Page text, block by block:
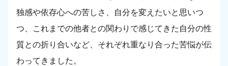
独感や依存心への苦しさ、自分を変えたいと思いつ
つ、これまでの他者との関わりで感じてきた自分の性
質との折り合いなど、それぞれ重なり合った苦悩が伝
わってきました。